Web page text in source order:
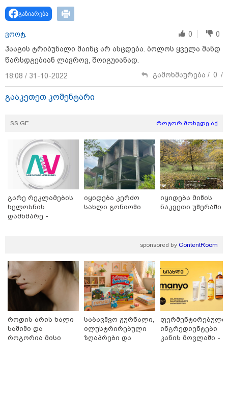
16:06 / 09-08-2026
"ტრაგედიამდე ალექსანდრე გაბაშვილი ChatGPT-ის
აწვდის თავისი ელექტროშოკის ინფორმაციებს და
ეუბნება: გათიშავს თუ არა პიროვნებას, თან ეუბნება,
დაივიწყე, რაც გითხარი" - გიგა ავალიანის დედა
17:32 / 09-08-2026
კიდევ ერთ დაკარგულს ოჯახი 10 წელია ეძებს - რას
ამბობს 26 წლის ახალაგაზრდის დედა?
გაზიარება
ვოოტ. 0
0
ჰააგის ტრიბუნალი მაინც არ ასცდება. ბოლოს ყველა მანდ
წარსდგებიან ლავროვ, შოიგუიანად.
18:08 / 31-10-2022
გამოხმაურება / 0 /
გააკეთეთ კომენტარი
SS.GE როგორ მოხვდე აქ
გარე რეკლამების
ხელოსნის
დამხმარე -
იყიდება კერძო
სახლი გონიოში
იყიდება მიწის
ნაკვეთი უწერაში
sponsored by ContentRoom
როდის არის ხალი
საშიში და
როგორია მისი
საბავშვო ჟურნალი,
ილუსტრირებული
ზღაპრები და
ფერმენტირებული
ინგრედიენტები
კანის მოვლაში -